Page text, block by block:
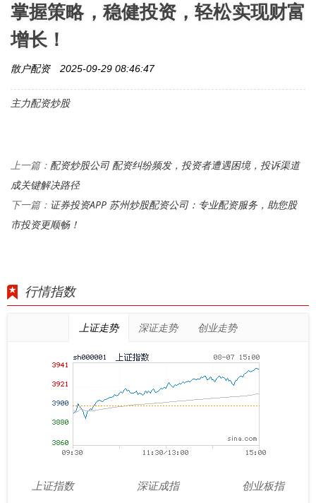
掌握策略，稳健投资，轻松实现财富
增长！
散户配资 2025-09-29 08:46:47
主力配资炒股
上一篇： 配资炒股公司 配资纠纷频发，投资者遭遇困境，投诉渠道
成关键解决路径
下一篇： 证券投资APP 苏州炒股配资公司：专业配资服务，助您股
市投资更顺畅！
行情指数
上证走势 深证走势 创业走势
上证指数
深证成指
创业板指